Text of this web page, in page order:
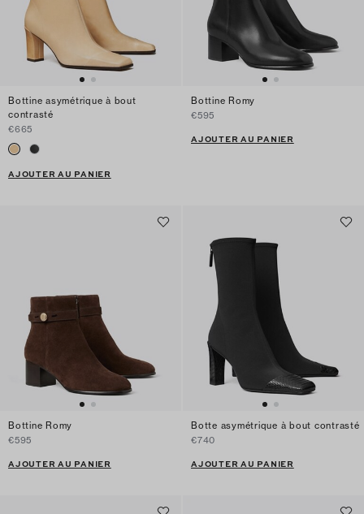
Bottine asymétrique à bout
contrasté
€665
AJOUTER AU PANIER
Bottine Romy
€595
AJOUTER AU PANIER
Bottine Romy
€595
AJOUTER AU PANIER
Botte asymétrique à bout contrasté
€740
AJOUTER AU PANIER